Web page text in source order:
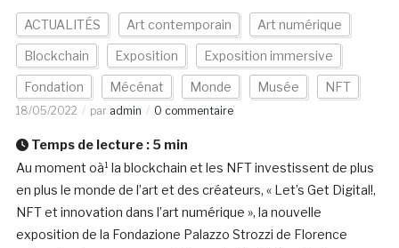
ACTUALITÉS Art contemporain Art numérique
Blockchain Exposition Exposition immersive
Fondation Mécénat Monde Musée NFT
18/05/2022 par admin 0 commentaire
Temps de lecture : 5 min
Au moment oà¹ la blockchain et les NFT investissent de plus
en plus le monde de l’art et des créateurs, « Let’s Get Digital!,
NFT et innovation dans l’art numérique », la nouvelle
exposition de la Fondazione Palazzo Strozzi de Florence